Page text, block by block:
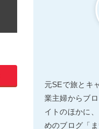
元SEで旅とキ
業主婦からブ
イトのほかに
めのブログ「